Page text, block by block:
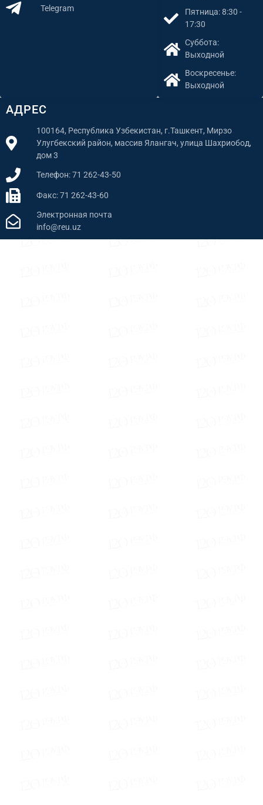
АДРЕС
100164, Республика Узбекистан, г.Ташкент, Мирзо
Улугбекский район, массив Ялангач, улица Шахриобод,
дом 3
Телефон: 71 262-43-50
Факс: 71 262-43-60
Электронная почта
info@reu.uz
Пятница: 8:30 -
17:30
Суббота:
Выходной
Воскресенье:
Выходной
Telegram